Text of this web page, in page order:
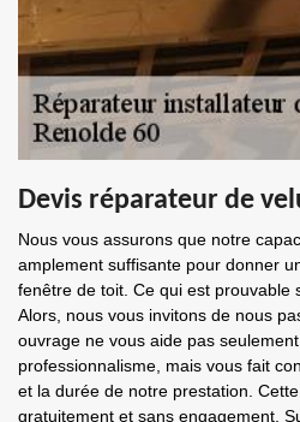
Devis réparateur de
Nous vous assurons que notre
amplement suffisante pour donner
fenêtre de toit. Ce qui est prouvable
Alors, nous vous invitons de nous
ouvrage ne vous aide pas
professionnalisme, mais vous fait
et la durée de notre prestation.
gratuitement et sans engagement.